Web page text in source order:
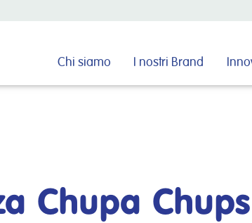
Chi siamo I nostri Brand
Chupa Chups